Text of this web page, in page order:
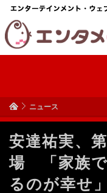
ニュース
安達祐実、
場 「家族で
るのが幸せ」